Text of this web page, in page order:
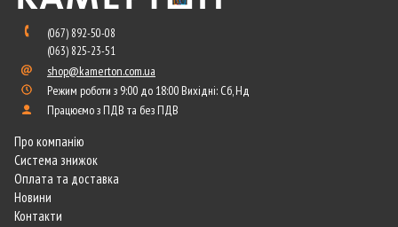
(067) 892-50-08
(063) 825-23-51
shop@kamerton.com.ua
Режим роботи з 9:00 до 18:00 Вихідні: Сб, Нд
Працюємо з ПДВ та без ПДВ
Про компанію
Система знижок
Оплата та доставка
Новини
Контакти